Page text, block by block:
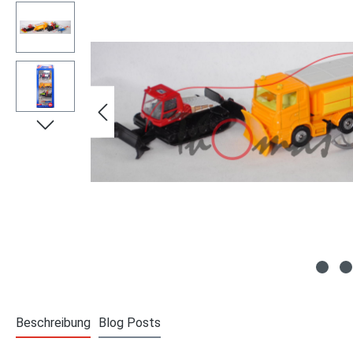
Beschreibung Blog Posts